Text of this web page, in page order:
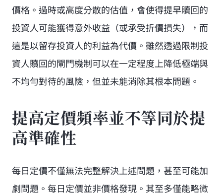
價格。過時或高度分散的估值，會使得提早贖回的
投資人可能獲得意外收益（或承受折價損失），而
這是以留存投資人的利益為代價。雖然透過限制投
資人贖回的閘門機制可以在一定程度上降低極端與
不均勻對待的風險，但並未能消除其根本問題。
提高定價頻率並不等同於提
高準確性
每日定價不僅無法完整解決上述問題，甚至可能加
劇問題。每日定價並非價格發現。其至多僅能略微